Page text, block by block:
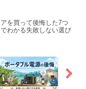
を買って後悔した7つ
わかる失敗しない選び